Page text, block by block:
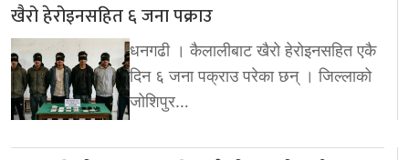
खैरो हेरोइनसहित ६ जना पक्राउ
धनगढी । कैलालीबाट खैरो हेरोइनसहित एकै
दिन ६ जना पक्राउ परेका छन् । जिल्लाको
जोशिपुर…